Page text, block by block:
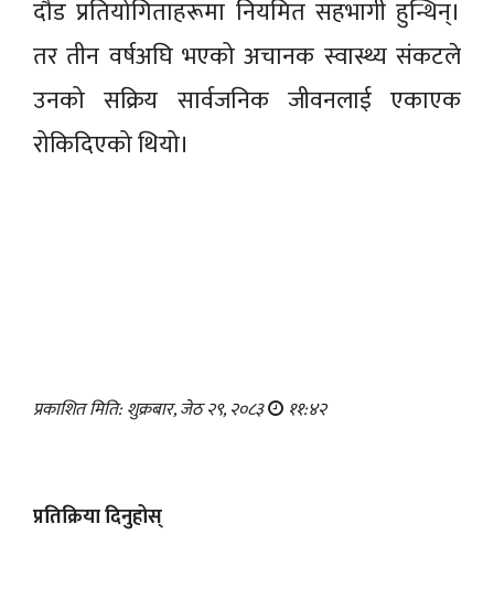
दौड प्रतियोगिताहरूमा नियमित सहभागी हुन्थिन्।
तर तीन वर्षअघि भएको अचानक स्वास्थ्य संकटले
उनको सक्रिय सार्वजनिक जीवनलाई एकाएक
रोकिदिएको थियो।
प्रकाशित मिति: शुक्रबार, जेठ २९, २०८३ ११:४२
प्रतिक्रिया दिनुहोस्